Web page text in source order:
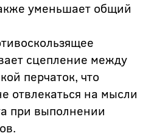
уменьшает общий
сцепление между
перчаток, что
отвлекаться на мысли
при выполнении